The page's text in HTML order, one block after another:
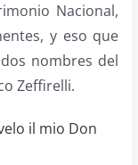
Nacional,
y eso que
nombres del
Zeffirelli.
il mio Don